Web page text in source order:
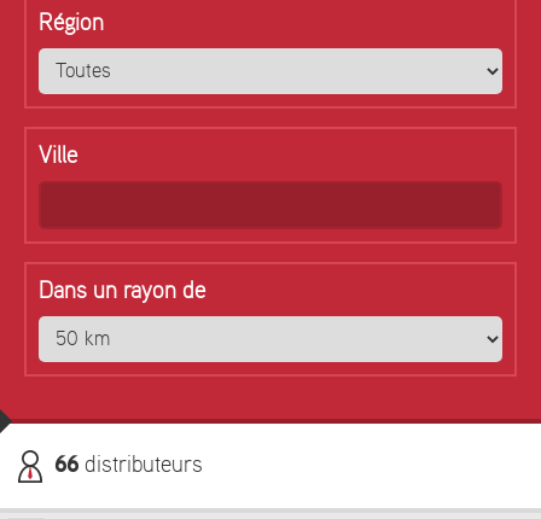
Région
Ville
Dans un rayon de
66 distributeurs